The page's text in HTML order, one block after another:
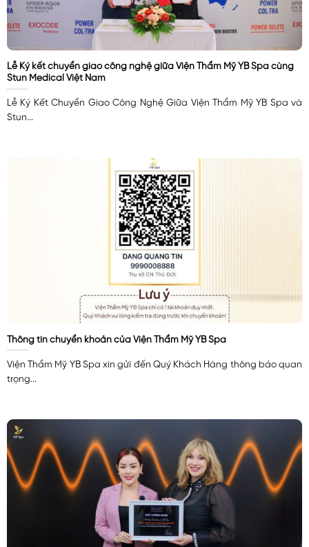
Lễ Ký kết chuyển giao công nghệ giữa Viện Thẩm Mỹ YB Spa cùng
Stun Medical Việt Nam
Lễ Ký Kết Chuyển Giao Công Nghệ Giữa Viện Thẩm Mỹ YB Spa và
Stun...
Thông tin chuyển khoản của Viện Thẩm Mỹ YB Spa
Viện Thẩm Mỹ YB Spa xin gửi đến Quý Khách Hàng thông báo quan
trọng...